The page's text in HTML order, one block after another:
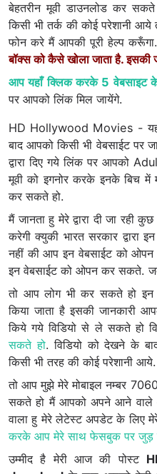
बेहतरीन मूवी डाउनलोड कर
किसी भी तर्क की कोई परेशानी
फोन करे मैं आपकी पूरी हेल्प करूँगा.
बॉक्स को कैसे खोला जाता है. इसकी
आप यहाँ क्लिक करके 5 वेबसाइट
पर आपको लिंक मिल जायेंगे.
HD Hollywood Movies - यह
बाद आपको किसी भी वेबसाईट पर
द्वारा दिए गये लिंक पर आपको
मूवी को इगनोर करके इनके बिच में
कर सकते हो.
मैं जानता हु मेरे द्वारा दी जा रही
करेगी क्युकी भारत सरकार द्वारा
नहीं की आप इन वेबसाईट को
इन वेबसाईट को ओपन कर सकते.
तो आप लोग भी कर सकते हो
किया जाता है इसकी जानकारी
किये गये विडियो से ले सकते हो
सकते हो. विडियो को देखने के
किसी भी तरह की कोई परेशानी आये.
तो आप मुझे मेरे मोबाइल नम्बर
सकते हो मैं आपको अपने आने वाले
वाला हु मेरे लेटेस्ट अपडेट के लिए
करके आप मेरे साथ फेसबुक पर
उम्मीद है मेरी आज की पोस्ट